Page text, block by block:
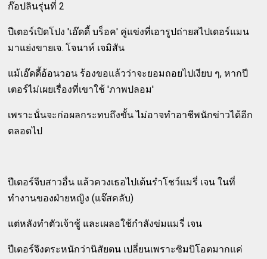
ก๊อปลินรุ่นที่ 2
ปีเตอร์เปิดโปง 'เอ๊ดดี้ บร็อค' คู่แข่งที่เอารูปถ่ายสไปเดอร์แมน
มาแย่งขายเจ. โจนาห์ เจมิสัน
แม้เอ๊ดดี้อ้อนวอน ร้องขอแล้วว่าจะยอมถอยไปเงียบ ๆ, หากปี
เตอร์ไม่เผยเรื่องที่เขาใช้ 'ภาพปลอม'
เพราะนั่นจะก่อผลกระทบถึงขั้น ไม่อาจทำอาชีพนักข่าวได้อีก
ตลอดไป
ปีเตอร์จีบสาวอื่น แล้วควงเธอไปเต้นรำโชว์แมรี่ เจน ในที่
ทำงานของฝ่ายหญิง (แจ๊สคลับ)
แต่หลังทำตัวเจ้าชู้ และเผลอใช้กำลังข่มแมรี่ เจน
ปีเตอร์จึงตระหนักว่านิสัยตน เปลี่ยนเพราะซิมบิโอตมากแค่